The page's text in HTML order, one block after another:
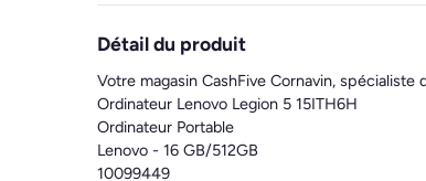
Détail du produit
Votre magasin CashFive Cornavin,
Ordinateur Lenovo Legion 5 15ITH6H
Ordinateur Portable
Lenovo - 16 GB/512GB
10099449